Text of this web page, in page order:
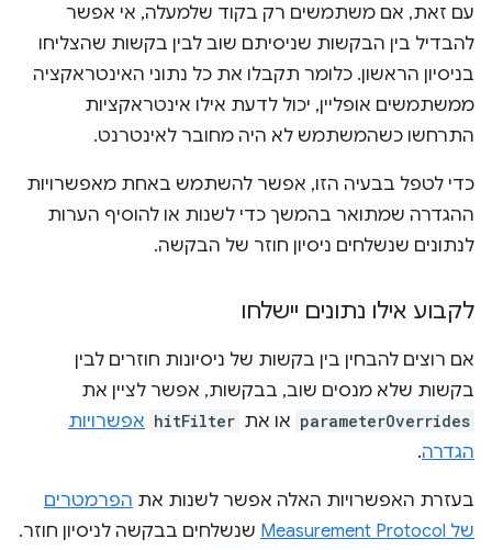
עם זאת, אם משתמשים רק בקוד שלמעלה, אי אפשר
להבדיל בין הבקשות שניסיתם שוב לבין בקשות שהצליחו
בניסיון הראשון. כלומר תקבלו את כל נתוני האינטראקציה
ממשתמשים אופליין, יכול לדעת אילו אינטראקציות
התרחשו כשהמשתמש לא היה מחובר לאינטרנט.
כדי לטפל בבעיה הזו, אפשר להשתמש באחת מאפשרויות
ההגדרה שמתואר בהמשך כדי לשנות או להוסיף הערות
לנתונים שנשלחים ניסיון חוזר של הבקשה.
לקבוע אילו נתונים יישלחו
אם רוצים להבחין בין בקשות של ניסיונות חוזרים לבין
בקשות שלא מנסים שוב, בבקשות, אפשר לציין את
parameterOverrides או את hitFilter אפשרויות
הגדרה.
בעזרת האפשרויות האלה אפשר לשנות את הפרמטרים
של Measurement Protocol
שנשלחים בבקשה לניסיון חוזר.